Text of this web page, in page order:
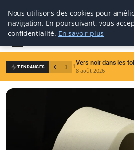
CBA
construction bois
Bricolage & Passion du Bois
TENDANCES 1
8 août 2026
Nous utilisons des cookies pour
navigation. En poursuivant, vous
confidentialité. En savoir plus